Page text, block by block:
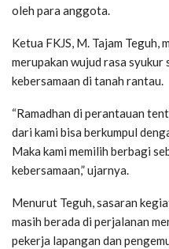
oleh para anggota.
Ketua FKJS, M. Tajam Teguh,
merupakan wujud rasa syukur
kebersamaan di tanah rantau.
“Ramadhan di perantauan
dari kami bisa berkumpul
Maka kami memilih berbagi
kebersamaan,” ujarnya.
Menurut Teguh, sasaran
masih berada di perjalanan
pekerja lapangan dan